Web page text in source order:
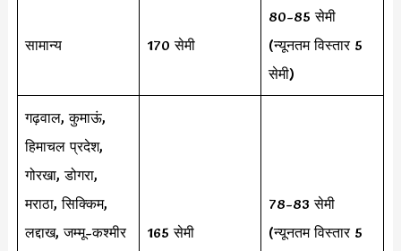
सामान्य 170 सेमी
80-85 सेमी
(न्यूनतम विस्तार 5
सेमी)
गढ़वाल, कुमाऊं,
हिमाचल प्रदेश,
गोरखा, डोगरा,
मराठा, सिक्किम,
लद्दाख, जम्मू-कश्मीर
165 सेमी
78-83 सेमी
(न्यूनतम विस्तार 5